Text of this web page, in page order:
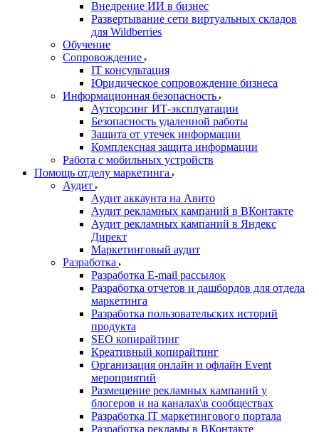
Внедрение ИИ в бизнес
Развертывание сети виртуальных складов
для Wildberries
Обучение
Сопровождение
IT консультация
Юридическое сопровождение бизнеса
Информационная безопасность
Аутсорсинг ИТ-эксплуатации
Безопасность удаленной работы
Защита от утечек информации
Комплексная защита информации
Работа с мобильных устройств
Помощь отделу маркетинга
Аудит
Аудит аккаунта на Авито
Аудит рекламных кампаний в ВКонтакте
Аудит рекламных кампаний в Яндекс
Директ
Маркетинговый аудит
Разработка
Разработка E-mail рассылок
Разработка отчетов и дашбордов для отдела
маркетинга
Разработка пользовательских историй
продукта
SEO копирайтинг
Креативный копирайтинг
Организация онлайн и офлайн Event
мероприятий
Размещение рекламных кампаний у
блогеров и на каналах\в сообществах
Разработка IT маркетингового портала
Разработка рекламы в ВКонтакте